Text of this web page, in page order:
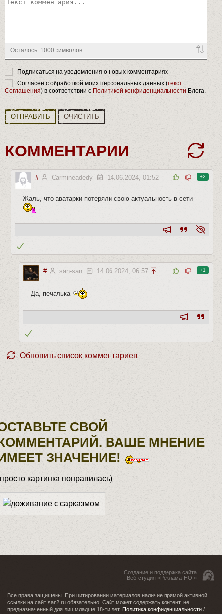
Осталось: 1000 символов
Подписаться на уведомления о новых комментариях
Согласен с обработкой моих персональных данных (текст
Соглашения) в соответствии с Политикой конфиденциальности Блога.
ОТПРАВИТЬ ОЧИСТИТЬ
КОММЕНТАРИИ
# Carmineadedy 14.06.2024, 01:52 +2
Жаль, что аватарки потеряли свою актуальность в сети
# san-san 14.06.2024, 06:57 +1
Да, печалька
Обновить список комментариев
СВОЙ
ВАШЕ МНЕНИЕ
ЗНАЧЕНИЕ!
картинка понравилась)
Создание и поддержка сайта
Веб-студия «Реклама-НО!»
Все права защищены. При цитировании материалов наличие прямой активной
ссылки на сайт san2.ru обязательно. Сайт может содержать контент, не
предназначенный для лиц младше 18-ти лет. Политика конфиденциальности /